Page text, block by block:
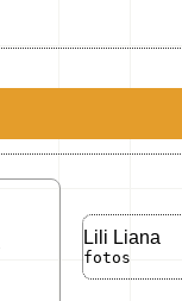
Lili Liana
fotos